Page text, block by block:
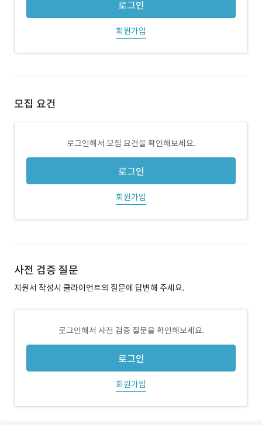
로그인
회원가입
모집 요건
로그인해서 모집 요건을 확인해보세요.
로그인
회원가입
사전 검증 질문
지원서 작성시 클라이언트의 질문에 답변해 주세요.
로그인해서 사전 검증 질문을 확인해보세요.
로그인
회원가입